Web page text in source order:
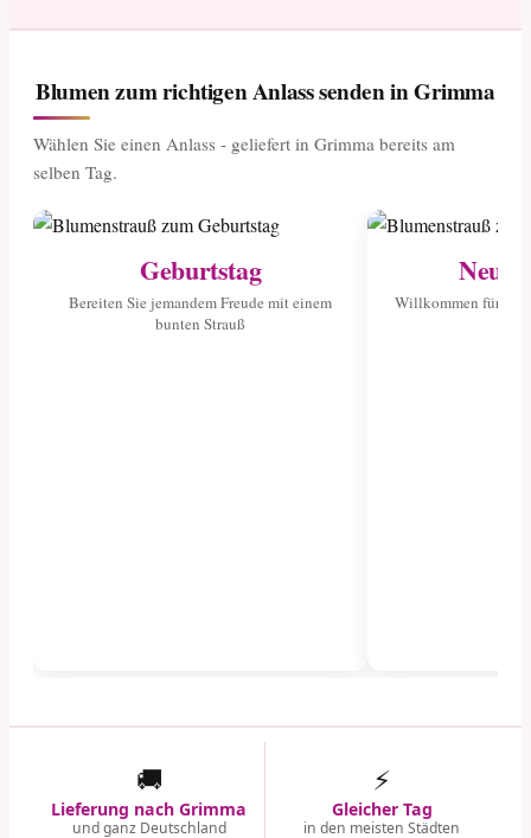
Blumen zum richtigen Anlass senden in Grimma
Wählen Sie einen Anlass - geliefert in Grimma bereits am
selben Tag.
Geburtstag
Bereiten Sie jemandem Freude mit einem
bunten Strauß
Willkommen für
🚚
Lieferung nach Grimma
und ganz Deutschland
⚡
Gleicher Tag
in den meisten Städten